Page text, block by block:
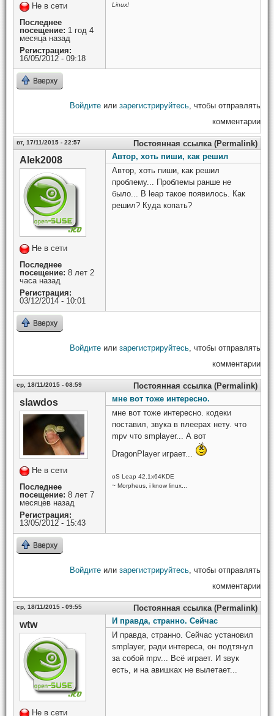
Не в сети
Последнее
посещение: 1 год 4
месяца назад
Регистрация:
16/05/2012 - 09:18
Linux!
Вверху
Войдите или зарегистрируйтесь, чтобы отправлять
комментарии
вт, 17/11/2015 - 22:57 Постоянная ссылка (Permalink)
Alek2008
Не в сети
Последнее
посещение: 8 лет 2
часа назад
Регистрация:
03/12/2014 - 10:01
Автор, хоть пиши, как решил
Автор, хоть пиши, как решил
проблему... Проблемы ранше не
было... В leap такое появилось. Как
решил? Куда копать?
Вверху
Войдите или зарегистрируйтесь, чтобы отправлять
комментарии
ср, 18/11/2015 - 08:59 Постоянная ссылка (Permalink)
slawdos
Не в сети
Последнее
посещение: 8 лет 7
месяцев назад
Регистрация:
13/05/2012 - 15:43
мне вот тоже интересно.
мне вот тоже интересно. кодеки
поставил, звука в плеерах нету. что
mpv что smplayer... А вот
DragonPlayer играет...
oS Leap 42.1x64KDE
~ Morpheus, i know linux...
Вверху
Войдите или зарегистрируйтесь, чтобы отправлять
комментарии
ср, 18/11/2015 - 09:55 Постоянная ссылка (Permalink)
wtw
Не в сети
И правда, странно. Сейчас
И правда, странно. Сейчас установил
smplayer, ради интереса, он подтянул
за собой mpv... Всё играет. И звук
есть, и на авишках не вылетает...